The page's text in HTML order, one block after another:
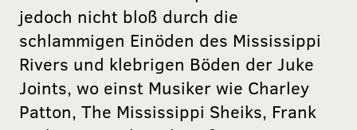
jedoch nicht bloß durch die
schlammigen Einöden des Mississippi
Rivers und klebrigen Böden der Juke
Joints, wo einst Musiker wie Charley
Patton, The Mississippi Sheiks, Frank